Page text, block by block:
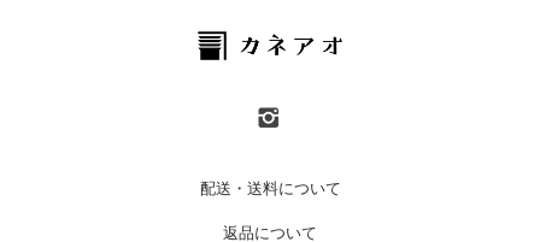
配送・送料について
返品について